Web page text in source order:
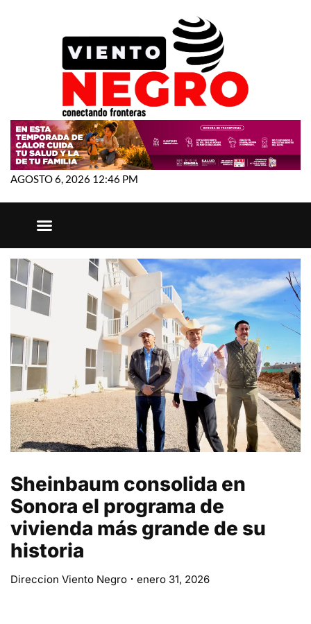
AGOSTO 6, 2026 12:46 PM
Sheinbaum consolida en
Sonora el programa de
vivienda más grande de su
historia
Direccion Viento Negro enero 31, 2026